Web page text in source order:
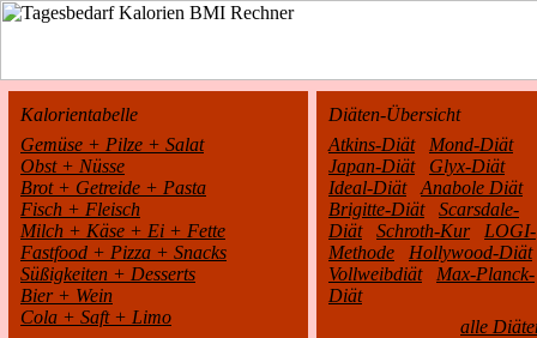
Kalorientabelle
Gemüse + Pilze + Salat
Obst + Nüsse
Brot + Getreide + Pasta
Fisch + Fleisch
Milch + Käse + Ei + Fette
Fastfood + Pizza + Snacks
Süßigkeiten + Desserts
Bier + Wein
Cola + Saft + Limo
Diäten-Übersicht
Atkins-Diät
Mond-Diät
Japan-Diät
Glyx-Diät
Ideal-Diät
Anabole Diät
Brigitte-Diät
Scarsdale-
Diät
Schroth-Kur
LOGI-
Methode
Hollywood-Diät
Vollweibdiät
Max-Planck-
Diät
alle